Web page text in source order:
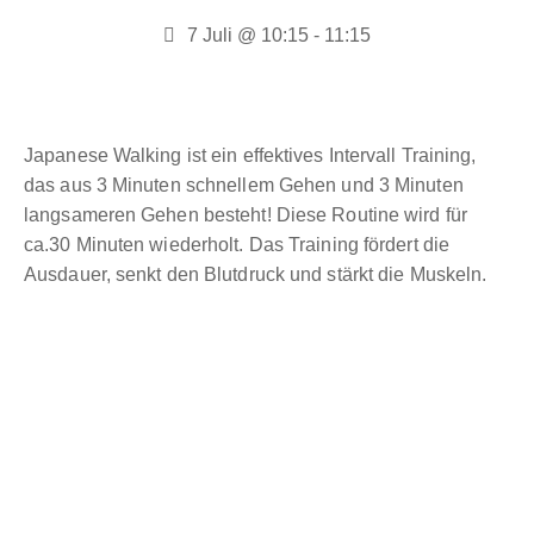
7 Juli @ 10:15 - 11:15
Japanese Walking ist ein effektives Intervall Training,
das aus 3 Minuten schnellem Gehen und 3 Minuten
langsameren Gehen besteht! Diese Routine wird für
ca.30 Minuten wiederholt. Das Training fördert die
Ausdauer, senkt den Blutdruck und stärkt die Muskeln.